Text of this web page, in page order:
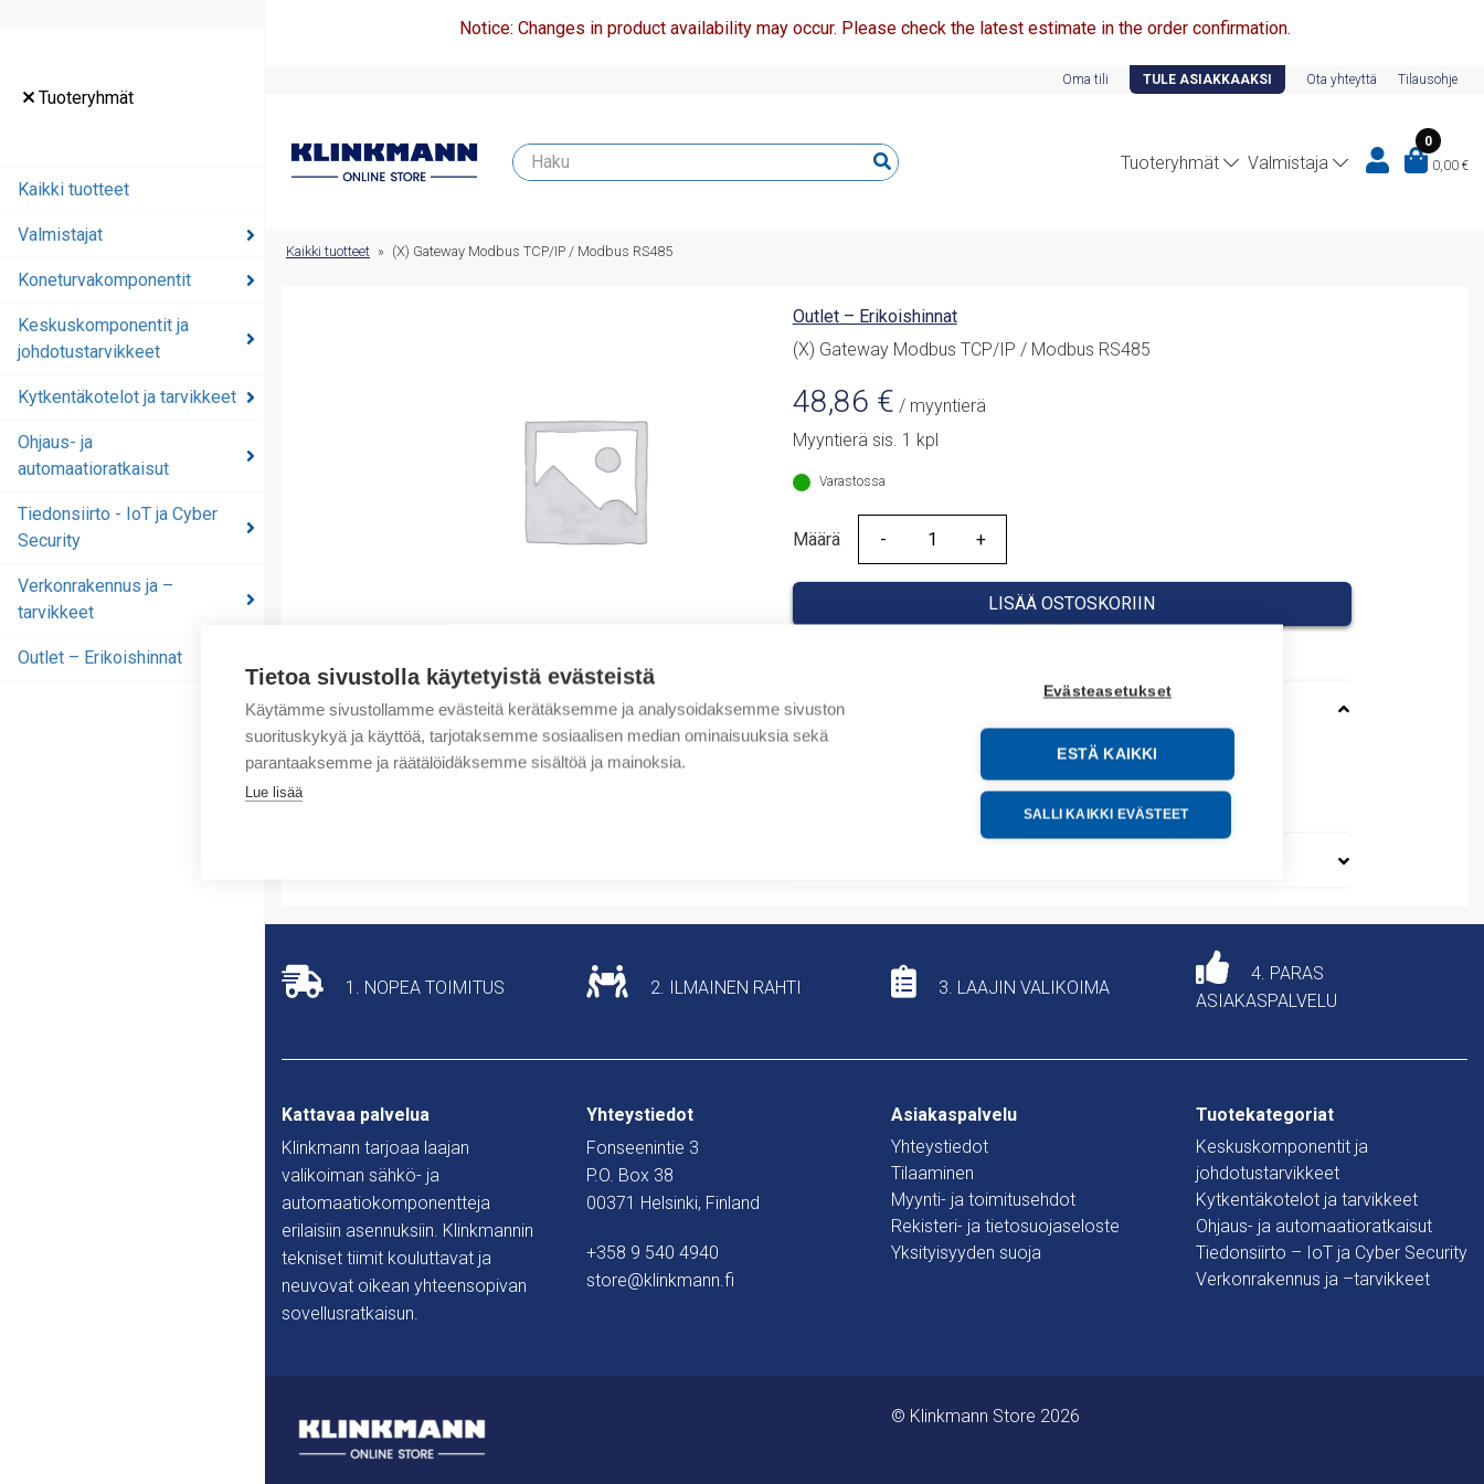
Tietoa sivustolla käytetyistä evästeistä
Käytämme sivustollamme evästeitä kerätäksemme ja analysoidaksemme sivuston
suorituskykyä ja käyttöä, tarjotaksemme sosiaalisen median ominaisuuksia sekä
parantaaksemme ja räätälöidäksemme sisältöä ja mainoksia.
Lue lisää
Evästeasetukset
ESTÄ KAIKKI
SALLI KAIKKI EVÄSTEET
Tuoteryhmät
Kaikki tuotteet
Valmistajat
Koneturvakomponentit
Keskuskomponentit ja
johdotustarvikkeet
Kytkentäkotelot ja tarvikkeet
Ohjaus- ja
automaatioratkaisut
Tiedonsiirto - IoT ja Cyber
Security
Verkonrakennus ja –
tarvikkeet
Outlet – Erikoishinnat
Notice: Changes in product availability may occur. Please check the latest estimate in the order confirmation.
Oma tili TULE ASIAKKAAKSI Ota yhteyttä Tilausohje
Tuoteryhmät Valmistaja
0
0,00 €
Outlet – Erikoishinnat
Kaikki tuotteet » (X) Gateway Modbus TCP/IP / Modbus RS485
Outlet – Erikoishinnat
(X) Gateway Modbus TCP/IP / Modbus RS485
48,86 € / myyntierä
Myyntierä sis. 1 kpl
Varastossa
Määrä
Määrä
LISÄÄ OSTOSKORIIN
Tuotekoodit
Tilauskoodi: 6MBU00242200
Tuotteen tullikoodi: 85437001
1. NOPEA TOIMITUS 2. ILMAINEN RAHTI 3. LAAJIN VALIKOIMA
4. PARAS
ASIAKASPALVELU
Kattavaa palvelua
Klinkmann tarjoaa laajan
valikoiman sähkö- ja
automaatiokomponentteja
erilaisiin asennuksiin. Klinkmannin
tekniset tiimit kouluttavat ja
neuvovat oikean yhteensopivan
sovellusratkaisun.
Yhteystiedot
Fonseenintie 3
P.O. Box 38
00371 Helsinki, Finland
+358 9 540 4940
store@klinkmann.fi
Asiakaspalvelu
Yhteystiedot
Tilaaminen
Myynti- ja toimitusehdot
Rekisteri- ja tietosuojaseloste
Yksityisyyden suoja
Tuotekategoriat
Keskuskomponentit ja
johdotustarvikkeet
Kytkentäkotelot ja tarvikkeet
Ohjaus- ja automaatioratkaisut
Tiedonsiirto – IoT ja Cyber Security
Verkonrakennus ja –tarvikkeet
© Klinkmann Store 2026